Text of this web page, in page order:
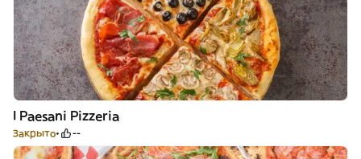
I Paesani Pizzeria
Закрыто --